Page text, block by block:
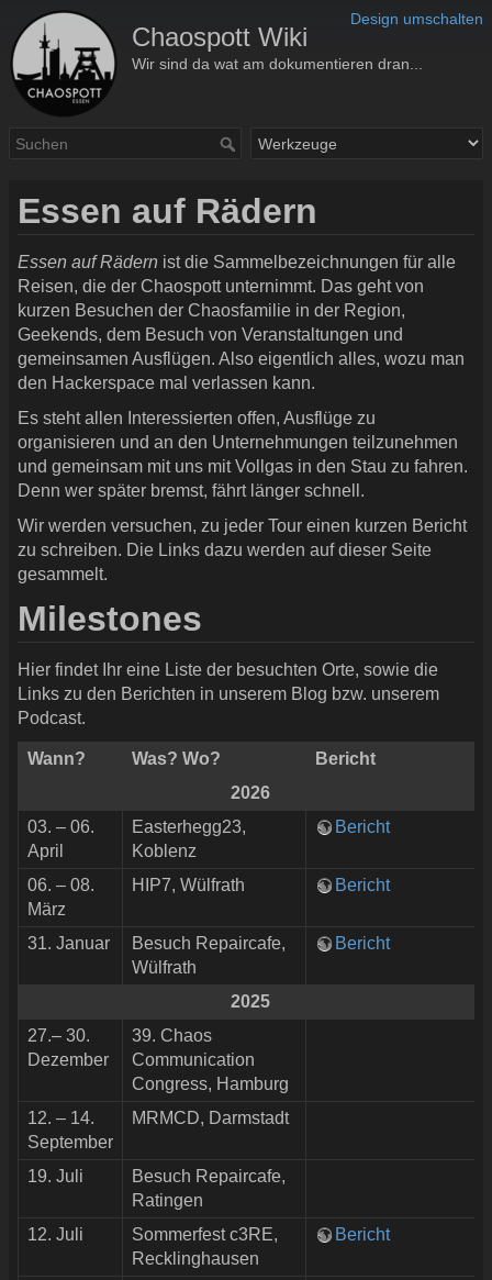
Design umschalten
Chaospott Wiki
Wir sind da wat am dokumentieren dran...
Essen auf Rädern
Essen auf Rädern ist die Sammelbezeichnungen für alle
Reisen, die der Chaospott unternimmt. Das geht von
kurzen Besuchen der Chaosfamilie in der Region,
Geekends, dem Besuch von Veranstaltungen und
gemeinsamen Ausflügen. Also eigentlich alles, wozu man
den Hackerspace mal verlassen kann.
Es steht allen Interessierten offen, Ausflüge zu
organisieren und an den Unternehmungen teilzunehmen
und gemeinsam mit uns mit Vollgas in den Stau zu fahren.
Denn wer später bremst, fährt länger schnell.
Wir werden versuchen, zu jeder Tour einen kurzen Bericht
zu schreiben. Die Links dazu werden auf dieser Seite
gesammelt.
Milestones
Hier findet Ihr eine Liste der besuchten Orte, sowie die
Links zu den Berichten in unserem Blog bzw. unserem
Podcast.
Wann? Was? Wo?
Bericht
2026
03. – 06.
April
Easterhegg23,
Koblenz
Bericht
06. – 08.
März
HIP7, Wülfrath Bericht
31. Januar
Besuch Repaircafe,
Wülfrath
Bericht
2025
27.– 30.
Dezember
39. Chaos
Communication
Congress, Hamburg
12. – 14.
September
MRMCD, Darmstadt
19. Juli
Besuch Repaircafe,
Ratingen
12. Juli
Sommerfest c3RE,
Recklinghausen
Bericht